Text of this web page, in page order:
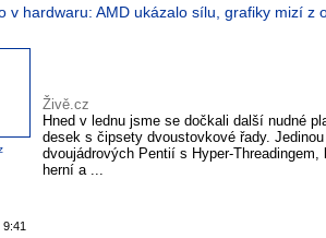
v hardwaru: AMD ukázalo sílu, grafiky mizí z
Živě.cz
Hned v lednu jsme se dočkali další nudné
desek s čipsety dvoustovkové řady.
dvoujádrových Pentií s Hyper-
herní a ...